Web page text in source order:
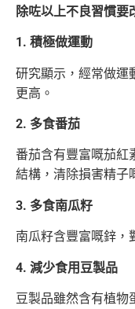
除咗以上不良習慣要
1. 積極做運動
研究顯示，經常做運
更高。
2. 多食番茄
番茄含有豐富嘅茄紅
結構，清除損害精子
3. 多食南瓜籽
南瓜籽含豐富嘅鋅，
4. 減少食用豆製品
豆製品雖然含有植物